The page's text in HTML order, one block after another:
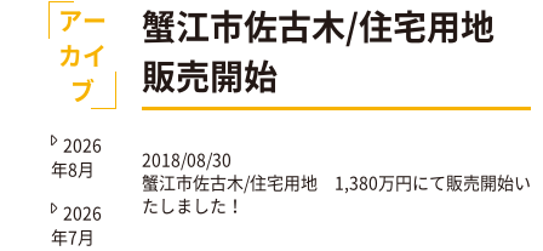
蟹江市佐古木/住宅用地
販売開始
2018/08/30
蟹江市佐古木/住宅用地 1,380万円にて販売開始い
たしました！
アー
カイ
ブ
2026
年8月
2026
年7月